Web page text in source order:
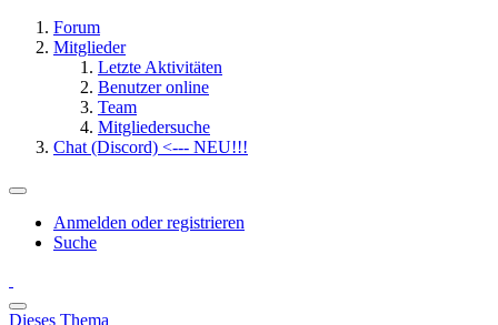
Forum
Mitglieder
Letzte Aktivitäten
Benutzer online
Team
Mitgliedersuche
Chat (Discord) <--- NEU!!!
Anmelden oder registrieren
Suche
Dieses Thema